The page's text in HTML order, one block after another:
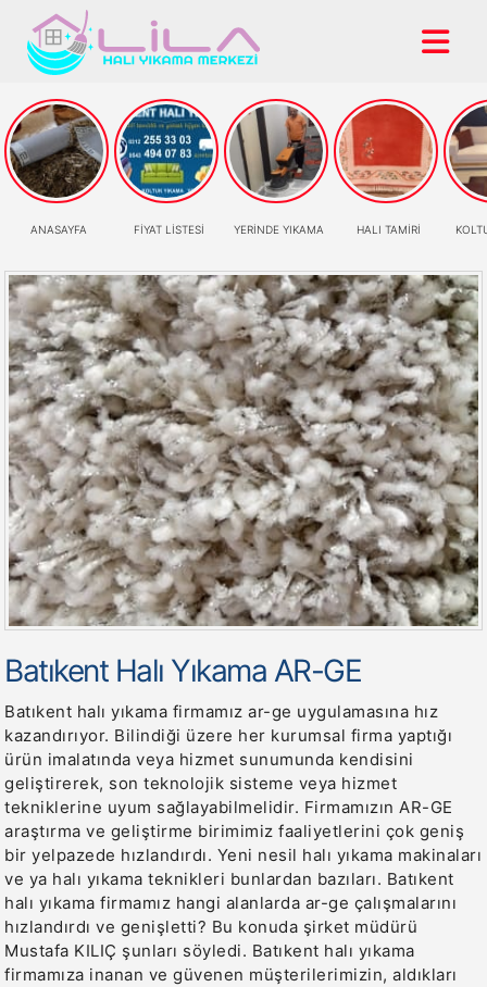
ANASAYFA FİYAT LİSTESİ YERİNDE YIKAMA HALI TAMİRİ
Batıkent Halı Yıkama AR-GE
Batıkent halı yıkama firmamız ar-ge uygulamasına hız
kazandırıyor. Bilindiği üzere her kurumsal firma yaptığı
ürün imalatında veya hizmet sunumunda kendisini
geliştirerek, son teknolojik sisteme veya hizmet
tekniklerine uyum sağlayabilmelidir. Firmamızın AR-GE
araştırma ve geliştirme birimimiz faaliyetlerini çok geniş
bir yelpazede hızlandırdı. Yeni nesil halı yıkama makinaları
ve ya halı yıkama teknikleri bunlardan bazıları. Batıkent
halı yıkama firmamız hangi alanlarda ar-ge çalışmalarını
hızlandırdı ve genişletti? Bu konuda şirket müdürü
Mustafa KILIÇ şunları söyledi. Batıkent halı yıkama
firmamıza inanan ve güvenen müşterilerimizin, aldıkları